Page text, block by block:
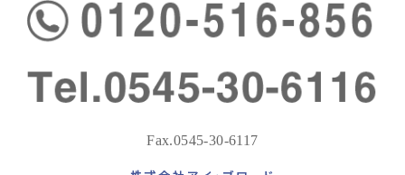
Fax.0545-30-6117